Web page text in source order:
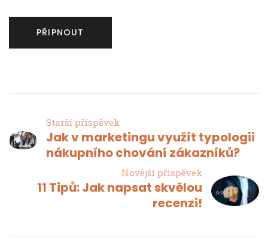
Starší příspěvek
Jak v marketingu využít typologii
nákupního chování zákazníků?
Novější příspěvek
11 Tipů: Jak napsat skvělou
recenzi!